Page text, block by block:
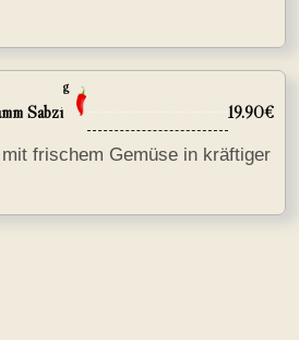
Sabzi
g
19.90€
frischem Gemüse in kräftiger